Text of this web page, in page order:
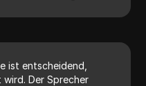
ist entscheidend,
Der Sprecher